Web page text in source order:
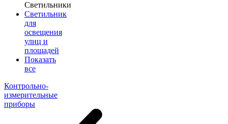
Светильники
Светильник
для
освещения
улиц и
площадей
Показать
все
Контрольно-
измерительные
приборы